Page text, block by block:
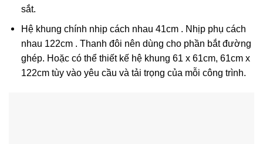
sắt.
Hệ khung chính nhịp cách nhau 41cm . Nhịp phụ cách
nhau 122cm. Thanh đôi nên dùng cho phần bắt đường
ghép. Hoặc có thể thiết kế hệ khung 61 x 61cm, 61cm x
122cm tùy vào yêu cầu và tải trọng của mỗi công trình.